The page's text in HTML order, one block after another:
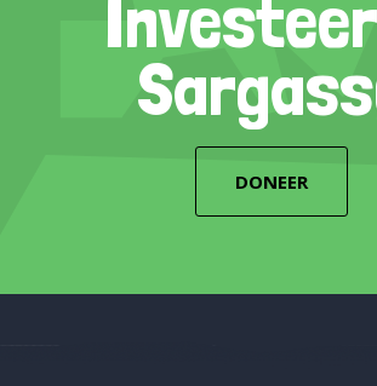
DONEER